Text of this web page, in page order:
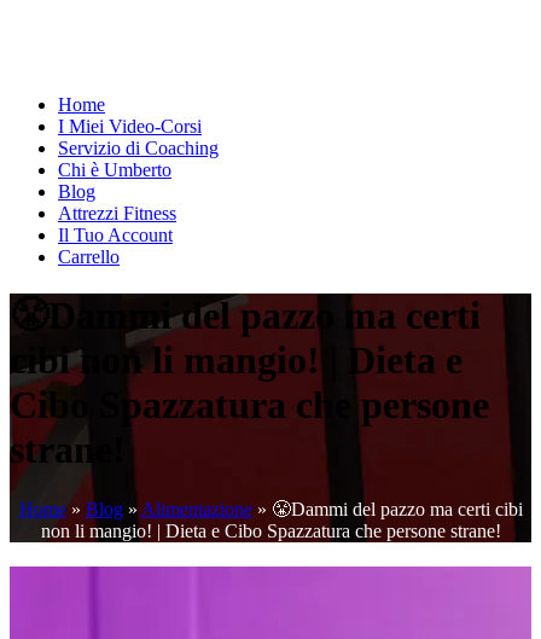
Home
I Miei Video-Corsi
Servizio di Coaching
Chi è Umberto
Blog
Attrezzi Fitness
Il Tuo Account
Carrello
😤Dammi del pazzo ma certi
cibi non li mangio! | Dieta e
Cibo Spazzatura che persone
strane!
Home» Blog» Alimentazione» 😤Dammi del pazzo ma certi cibi
non li mangio! | Dieta e Cibo Spazzatura che persone strane!